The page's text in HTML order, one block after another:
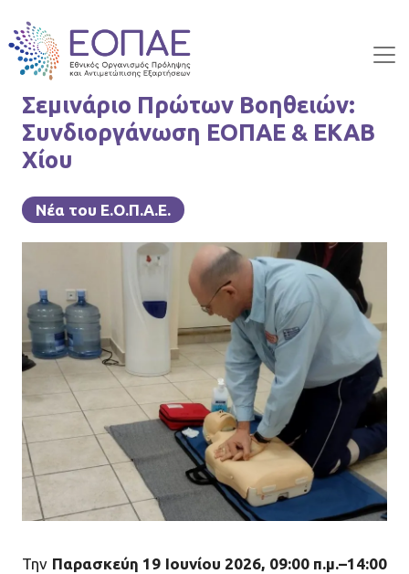
Σεμινάριο Πρώτων Βοηθειών:
Συνδιοργάνωση ΕΟΠΑΕ & ΕΚΑΒ
Χίου
Νέα του Ε.Ο.Π.Α.Ε.
Την Παρασκεύη 19 Ιουνίου 2026, 09:00 π.μ.–14:00